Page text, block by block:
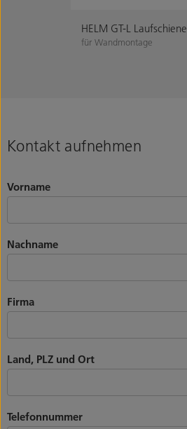
HELM GT-L Laufschiene
für Wandmontage
Kontakt aufnehmen
Vorname
Nachname
Firma
Land, PLZ und Ort
Telefonnummer